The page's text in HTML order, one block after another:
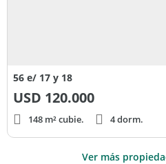
56 e/ 17 y 18
USD 120.000
148 m² cubie. 4 dorm.
Ver más